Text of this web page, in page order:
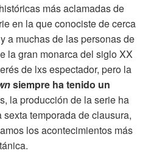
más aclamadas de
en la que conociste de cerca
a muchas de las personas de
la gran monarca del siglo XX
de lxs espectador, pero la
siempre ha tenido un
la producción de la serie ha
temporada de clausura,
los acontecimientos más